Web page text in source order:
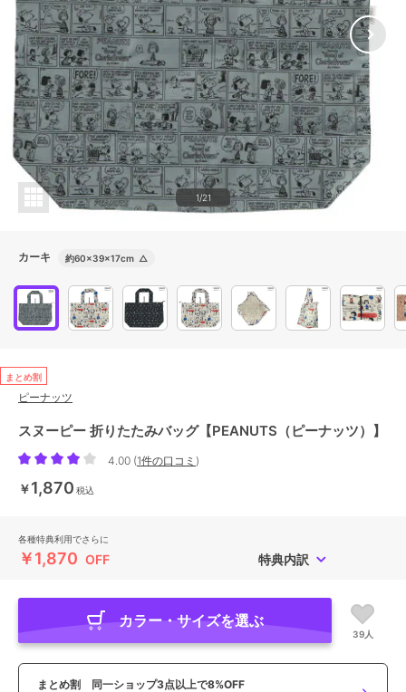
1/21
カーキ 約60×39×17cm △
まとめ割
ピーナッツ
スヌーピー 折りたたみバッグ【PEANUTS（ピーナッツ）】
4.00 (1件の口コミ )
￥1,870 税込
各種特典利用でさらに
￥1,870 OFF 特典内訳
カラー・サイズを選ぶ
39人
まとめ割 同一ショップ3点以上で8%OFF